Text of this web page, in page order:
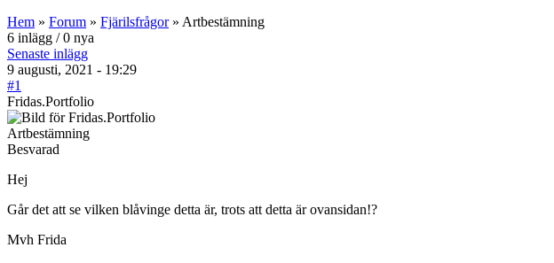
Hem » Forum » Fjärilsfrågor» Artbestämning
6 inlägg / 0 nya
Senaste inlägg
9 augusti, 2021 - 19:29
#1
Fridas.Portfolio
Artbestämning
Besvarad
Hej
Går det att se vilken blåvinge detta är, trots att detta är ovansidan!?
Mvh Frida